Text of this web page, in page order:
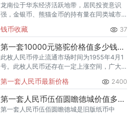
龙南位于华东经济活跃地带，居民投资意识
强，金银币、熊猫金币的持有量在同类城市
熊猫金币的需求就明显升温，但鱼龙混杂的
回收渠道里，能精准识别版别溢
钱币收藏 37
第一套10000元骆驼价格值多少钱？第一套1000元骆驼收藏前景分析
此枚人民币停止流通市场时间为1955年4月1
号。此枚人民币还存在一定上涨空间，广大
第一套人民币最新价格 2400
第一套人民币伍佰圆瞻德城价值多少？有收藏价值吗？
第一套人民币伍佰圆瞻德城是旧版纸币中